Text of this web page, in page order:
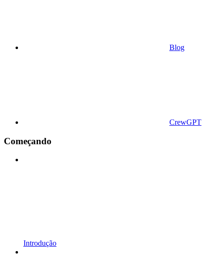
Blog
CrewGPT
Começando
Introdução